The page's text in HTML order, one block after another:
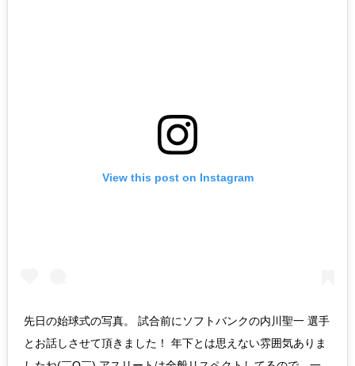
View this post on Instagram
先日の始球式の写真。 試合前にソフトバンクの内川聖一 選手
とお話しさせて頂きました！ 年下とは思えない雰囲気ありま